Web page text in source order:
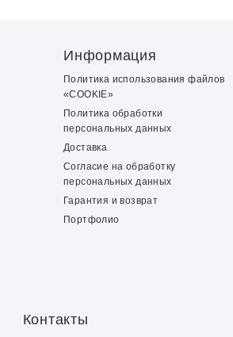
Информация
Политика использования файлов
«COOKIE»
Политика обработки
персональных данных
Доставка
Согласие на обработку
персональных данных
Гарантия и возврат
Портфолио
Контакты